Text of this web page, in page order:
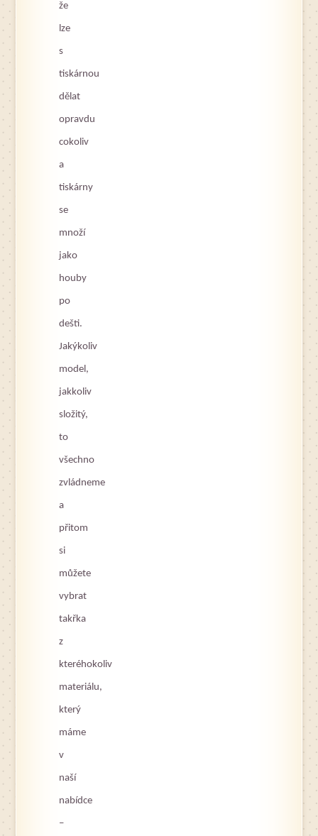
že
lze
s
tiskárnou
dělat
opravdu
cokoliv
a
tiskárny
se
množí
jako
houby
po
dešti.
Jakýkoliv
model,
jakkoliv
složitý,
to
všechno
zvládneme
a
přitom
si
můžete
vybrat
takřka
z
kteréhokoliv
materiálu,
který
máme
v
naší
nabídce
–